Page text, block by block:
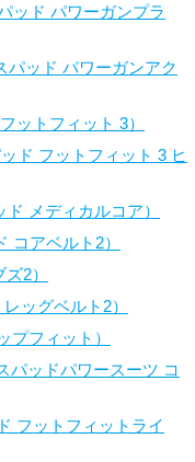
ッド パワーガンプラ
パッド パワーガンアク
ットフィット 3）
ド フットフィット 3 ヒ
メディカルコア）
コアベルト2）
2）
ッグベルト2）
プフィット）
パッドパワースーツ コ
フットフィットライ